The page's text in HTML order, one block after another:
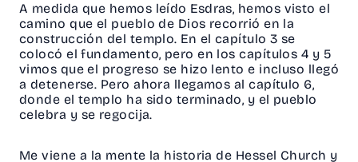
A medida que hemos leído Esdras, hemos visto el
camino que el pueblo de Dios recorrió en la
construcción del templo. En el capítulo 3 se
colocó el fundamento, pero en los capítulos 4 y 5
vimos que el progreso se hizo lento e incluso llegó
a detenerse. Pero ahora llegamos al capítulo 6,
donde el templo ha sido terminado, y el pueblo
celebra y se regocija.
Me viene a la mente la historia de Hessel Church y